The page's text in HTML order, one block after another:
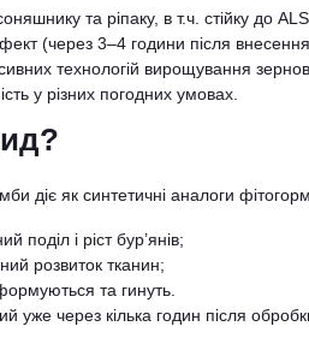
та ріпаку, в т.ч. стійку до ALS-
(через 3–4 години після
технологій вирощування
у різних погодних умовах.
діє як синтетичні аналоги
поділ і ріст бур’янів;
розвиток тканин;
та гинуть.
уже через кілька годин після